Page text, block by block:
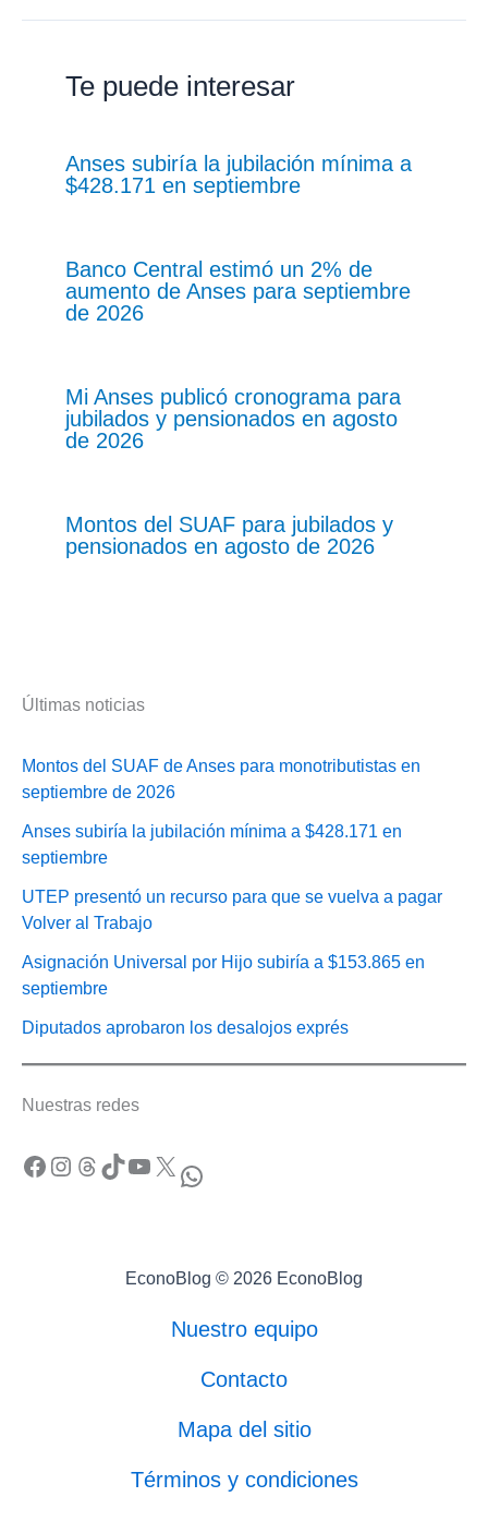
Te puede interesar
Anses subiría la jubilación mínima a
$428.171 en septiembre
Banco Central estimó un 2% de
aumento de Anses para septiembre
de 2026
Mi Anses publicó cronograma para
jubilados y pensionados en agosto
de 2026
Montos del SUAF para jubilados y
pensionados en agosto de 2026
Últimas noticias
Montos del SUAF de Anses para monotributistas en
septiembre de 2026
Anses subiría la jubilación mínima a $428.171 en
septiembre
UTEP presentó un recurso para que se vuelva a pagar
Volver al Trabajo
Asignación Universal por Hijo subiría a $153.865 en
septiembre
Diputados aprobaron los desalojos exprés
Nuestras redes
Facebook Instagram Threads TikTok YouTube X WhatsApp
EconoBlog © 2026 EconoBlog
Nuestro equipo
Contacto
Mapa del sitio
Términos y condiciones